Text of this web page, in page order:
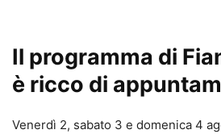
Il programma di
è ricco di
Venerdì 2, sabato 3 e domenica 4